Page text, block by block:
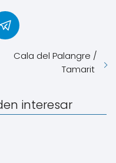
Cala del Palangre /
Tamarit
interesar